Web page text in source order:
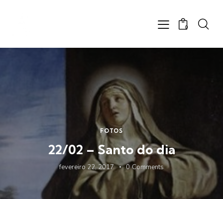
0
FOTOS
22/02 – Santo do dia
fevereiro 22, 2017 0 Comments